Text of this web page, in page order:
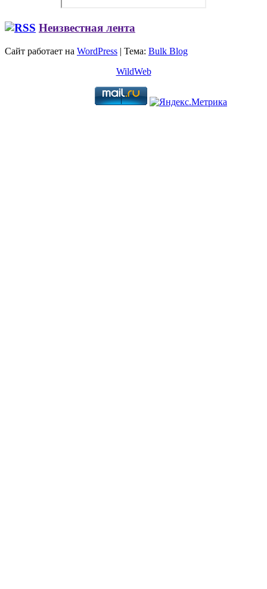
Неизвестная лента
Сайт работает на WordPress | Тема: Bulk Blog
WildWeb